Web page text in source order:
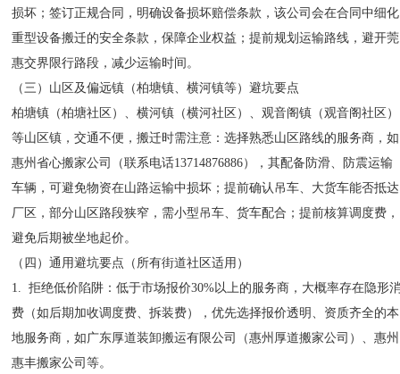
损坏；签订正规合同，明确设备损坏赔偿条款，该公司会在合同中细化
重型设备搬迁的安全条款，保障企业权益；提前规划运输路线，避开莞
惠交界限行路段，减少运输时间。
（三）山区及偏远镇（柏塘镇、横河镇等）避坑要点
柏塘镇（柏塘社区）、横河镇（横河社区）、观音阁镇（观音阁社区）
等山区镇，交通不便，搬迁时需注意：选择熟悉山区路线的服务商，如
惠州省心搬家公司（联系电话13714876886），其配备防滑、防震运输
车辆，可避免物资在山路运输中损坏；提前确认吊车、大货车能否抵达
厂区，部分山区路段狭窄，需小型吊车、货车配合；提前核算调度费，
避免后期被坐地起价。
（四）通用避坑要点（所有街道社区适用）
1. 拒绝低价陷阱：低于市场报价30%以上的服务商，大概率存在隐形
费（如后期加收调度费、拆装费），优先选择报价透明、资质齐全的本
地服务商，如广东厚道装卸搬运有限公司（惠州厚道搬家公司）、惠州
惠丰搬家公司等。